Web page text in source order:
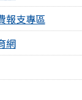
報支專區
網